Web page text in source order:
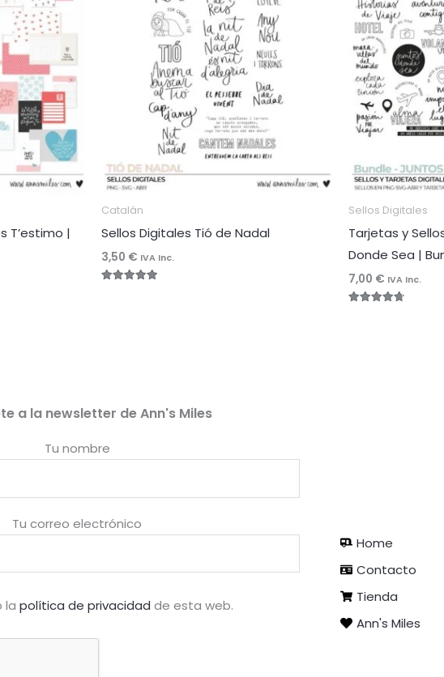
T’estimo |
Catalán
Sellos Digitales Tió de Nadal
3,50 € IVA Inc.
Sellos Digitales
Tarjetas y
Donde Sea |
7,00 € IVA Inc.
a la newsletter de Ann's Miles
Tu nombre
Tu correo electrónico
la política de privacidad de esta web.
Home
Contacto
Tienda
Ann's Miles